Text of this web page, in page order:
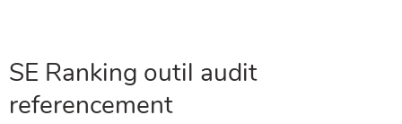
SE Ranking outil audit
referencement